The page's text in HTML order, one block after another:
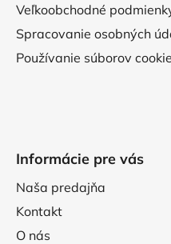
Veľkoobchodné
Spracovanie osobných
Používanie súborov
Informácie pre vás
Naša predajňa
Kontakt
O nás